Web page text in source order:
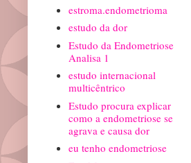
estroma.endometrioma
estudo da dor
Estudo da Endometriose
Analisa 1
estudo internacional
multicêntrico
Estudo procura explicar
como a endometriose se
agrava e causa dor
eu tenho endometriose